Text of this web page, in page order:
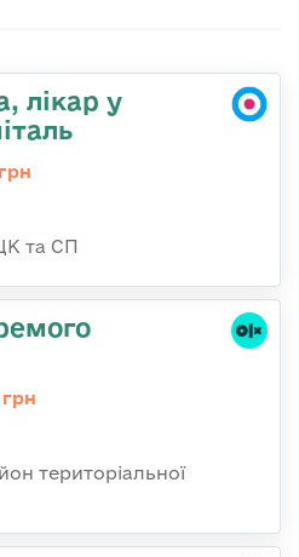
лікар у
та СП
територіальної